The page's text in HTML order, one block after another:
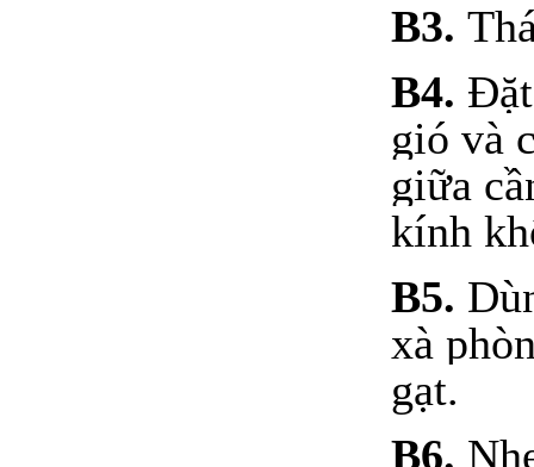
B3.
B4.
gió và
giữa
kính
B5.
xà
gạt.
B6.